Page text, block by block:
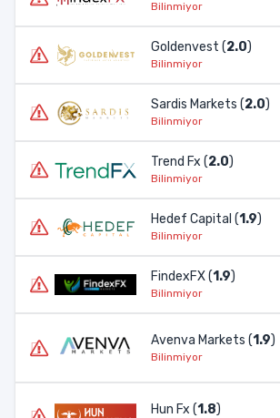
Bilinmiyor
Goldenvest (2.0)
Bilinmiyor
Sardis Markets (2.0)
Bilinmiyor
Trend Fx (2.0)
Bilinmiyor
Hedef Capital (1.9)
Bilinmiyor
FindexFX (1.9)
Bilinmiyor
Avenva Markets (1.9)
Bilinmiyor
Hun Fx (1.8)